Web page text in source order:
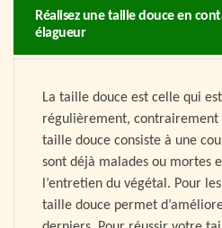
Réalisez une taille douce en
élagueur
La taille douce est celle qui
régulièrement, contrairement
taille douce consiste à une
sont déjà malades ou mortes
l’entretien du végétal. Pour
taille douce permet